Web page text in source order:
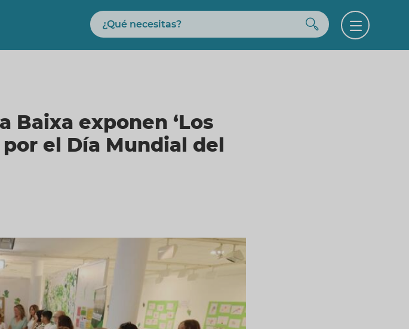
Buscar Buscar
Open
Baixa exponen ‘Los
el Día Mundial del